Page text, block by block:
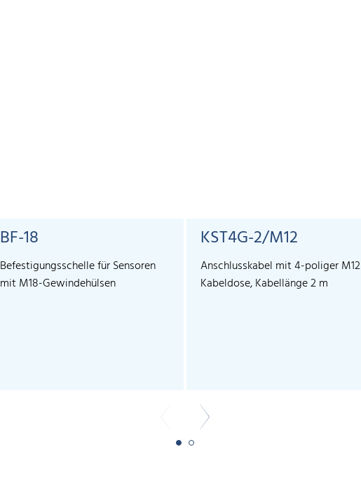
BF-18
Befestigungsschelle für Sensoren
mit M18-Gewindehülsen
KST4G-2/M12
Anschlusskabel mit 4-poliger M12
Kabeldose, Kabellänge 2 m